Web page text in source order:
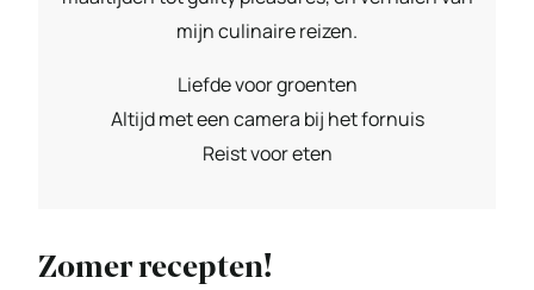
mijn culinaire reizen.
Liefde voor groenten
Altijd met een camera bij het fornuis
Reist voor eten
Zomer recepten!